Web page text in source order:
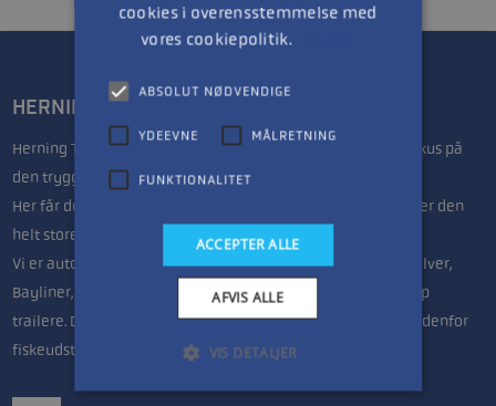
HERNING TRAILER- & BÅDCENTER
Herning Trailer & Bådcenter drives af Lars & Anette, med fokus på
den trygge handel.
Her får du seriøs vejledning uanset om du søger en jolle eller den
helt store båd til fritidsfiskeren.
Vi er autoriseret forhandler af Mercury bådmotorer, Quicksilver,
Bayliner, Highfield og Linder både samt Variant & Brenderup
trailere. Derudover har vi nok Midtjyllands største udvalg indenfor
fiskeudstyr.
cookies i overensstemmelse med
vores cookiepolitik.
ABSOLUT NØDVENDIGE
YDEEVNE MÅLRETNING
FUNKTIONALITET
ACCEPTER ALLE
AFVIS ALLE
VIS DETALJER